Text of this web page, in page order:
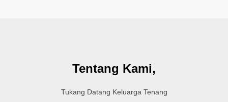
Tentang Kami,
Tukang Datang Keluarga Tenang